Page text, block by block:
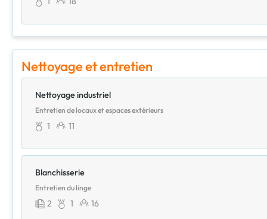
Nettoyage et entretien
Nettoyage industriel
Entretien de locaux et espaces extérieurs
1 11
Blanchisserie
Entretien du linge
2 1 16